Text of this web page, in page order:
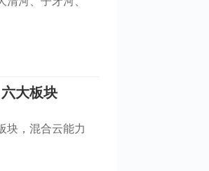
大板块
块，混合云能力